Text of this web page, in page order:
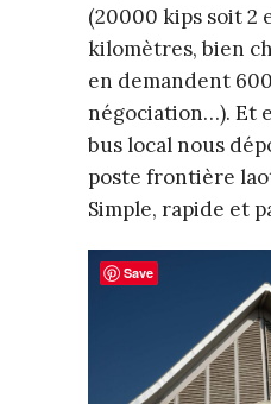
(20000 kips soit 2
kilomètres, bien
en demandent
négociation…). Et
bus local nous
poste frontière
Simple, rapide et
Save